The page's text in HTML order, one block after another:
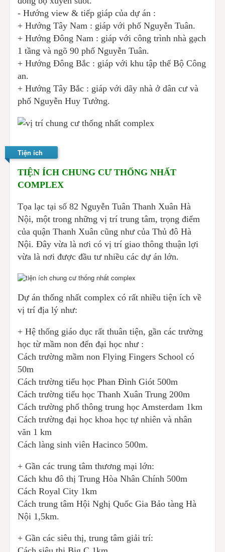
- Hướng view & tiếp giáp của dự án :
+ Hướng Tây Nam : giáp với phố Nguyễn Tuân.
+ Hướng Đông Nam : giáp với công trình nhà gạch
1 tầng và ngõ 90 phố Nguyễn Tuân.
+ Hướng Đông Bắc : giáp với khu tập thể Bộ Công
an.
+ Hướng Tây Bắc : giáp với dãy nhà ở dân cư và
phố Nguyễn Huy Tưởng.
Tiện ích
TIỆN ÍCH CHUNG CƯ THỐNG NHẤT
COMPLEX
Tọa lạc tại số 82 Nguyễn Tuân Thanh Xuân Hà
Nội, một trong những vị trí trung tâm, trọng điểm
của quận Thanh Xuân cũng như của Thủ đô Hà
Nội. Đây vừa là nơi có vị trí giao thông thuận lợi
vừa là nơi được đầu tư nhiều các dự án lớn.
Dự án thống nhất complex có rất nhiều tiện ích về
vị trí địa lý như:
+ Hệ thống giáo dục rất thuân tiện, gần các trường
học từ mầm non đến đại học như :
Cách trường mầm non Flying Fingers School có
50m
Cách trường tiểu học Phan Đình Giót 500m
Cách trường tiểu học Thanh Xuân Trung 200m
Cách trường phổ thông trung học Amsterdam 1km
Cách trường đại học khoa học tự nhiên và nhân
văn 1 km
Cách làng sinh viên Hacinco 500m.
+ Gần các trung tâm thương mại lớn:
Cách khu đô thị Trung Hòa Nhân Chính 500m
Cách Royal City 1km
Cách trung tâm Hội Nghị Quốc Gia Bảo tàng Hà
Nội 1,5km.
+ Gần các siêu thị, trung tâm giải trí: